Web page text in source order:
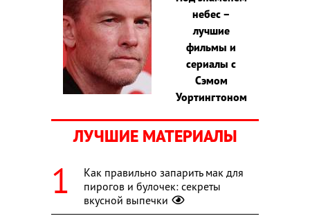
небес –
лучшие
фильмы и
сериалы с
Сэмом
Уортингтоном
ЛУЧШИЕ МАТЕРИАЛЫ
Как правильно запарить мак для
пирогов и булочек: секреты
вкусной выпечки